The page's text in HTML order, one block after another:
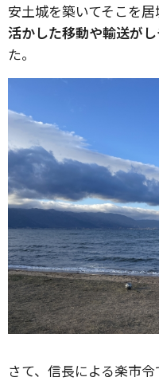
安土城を築いてそこを居
活かした移動や輸送が
た。
さて、信長による楽市